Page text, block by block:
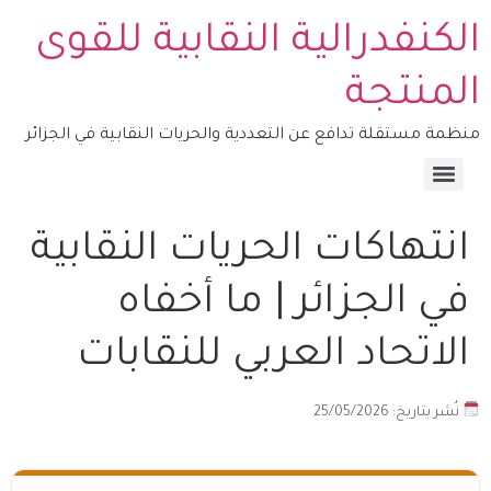
الكنفدرالية النقابية للقوى
المنتجة
منظمة مستقلة تدافع عن التعددية والحريات النقابية في الجزائر
انتهاكات الحريات النقابية
في الجزائر | ما أخفاه
الاتحاد العربي للنقابات
نُشر بتاريخ: 25/05/2026